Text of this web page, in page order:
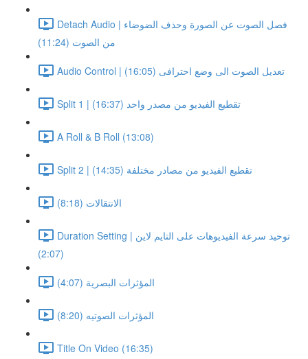
Detach Audio | فصل الصوت عن الصورة وحذف الضوضاء
من الصوت (11:24)
Audio Control | تعديل الصوت الى وضع احترافى (16:05)
Split 1 | تقطيع الفيديو من مصدر واحد (16:37)
A Roll & B Roll (13:08)
Split 2 | تقطيع الفيديو من مصادر مختلفة (14:35)
الانتقالات (8:18)
Duration Setting | توحيد سرعة الفيديوهات على التايم لاين
(2:07)
المؤثرات البصرية (4:07)
المؤثرات الصوتيه (8:20)
Title On Video (16:35)